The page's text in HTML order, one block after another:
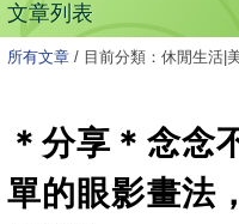
文章列表
所有文章 / 目前分類：休閒生活|
＊分享＊念念
單的眼影畫法